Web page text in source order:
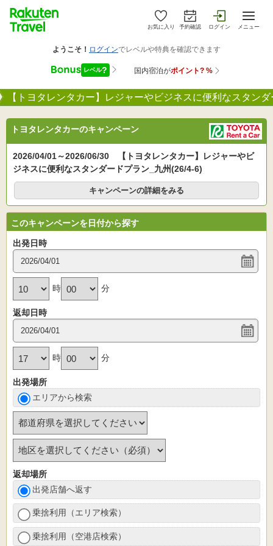
お気に入り 予約確認 ログイン メニュー
【トヨタレンタカー】レジャーやビジネスに便利なスタン
トヨタレンタカーのキャンペーン
2026/04/01～2026/06/30 【トヨタレンタカー】レジャーやビ
ジネスに便利なスタンダードプラン_九州(26/4-6)
キャンペーンの詳細をみる
このキャンペーンを日付から探す
出発日時
時 分
返却日時
時 分
出発場所
エリアから検索
返却場所
出発店舗へ返す
乗捨利用（エリア検索）
乗捨利用（空港店検索）